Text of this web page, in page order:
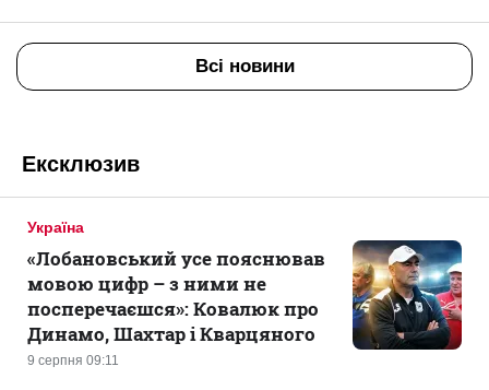
Всі новини
Ексклюзив
Україна
9 серпня 09:11
«Лобановський усе пояснював
мовою цифр – з ними не
посперечаєшся»: Ковалюк про
Динамо, Шахтар і Кварцяного